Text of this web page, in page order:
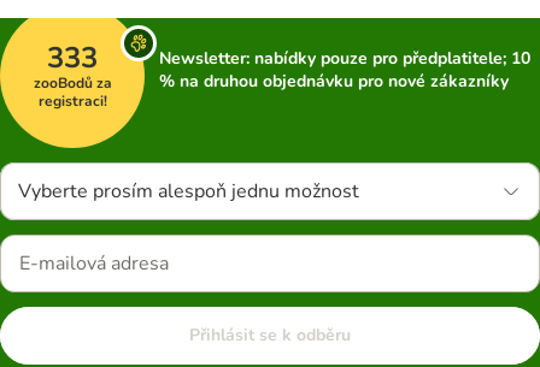
333
zooBodů za
registraci!
Newsletter: nabídky pouze pro předplatitele; 10
% na druhou objednávku pro nové zákazníky
Vyberte prosím alespoň jednu možnost
Přihlásit se k odběru